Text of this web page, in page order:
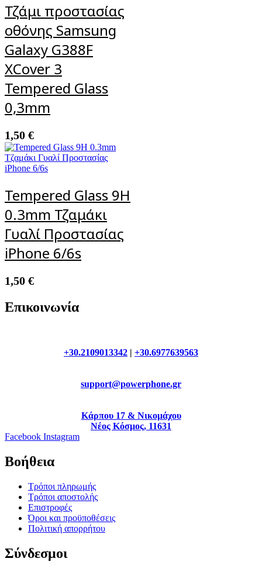
Τζάμι προστασίας
οθόνης Samsung
Galaxy G388F
XCover 3
Tempered Glass
0,3mm
1,50 €
Tempered Glass 9H
0.3mm Τζαμάκι
Γυαλί Προστασίας
iPhone 6/6s
1,50 €
Επικοινωνία
+30.2109013342 +30.6977639563
support@powerphone.gr
Κάρπου 17 & Νικομάχου
Νέος Κόσμος, 11631
Facebook Instagram
Βοήθεια
Τρόποι πληρωμής
Τρόποι αποστολής
Επιστροφές
Όροι και προϋποθέσεις
Πολιτική απορρήτου
Σύνδεσμοι